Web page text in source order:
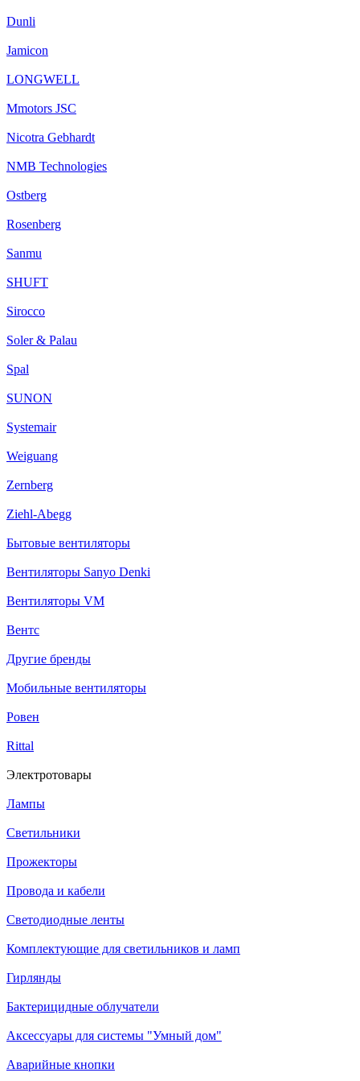
Dunli
Jamicon
LONGWELL
Mmotors JSC
Nicotra Gebhardt
NMB Technologies
Ostberg
Rosenberg
Sanmu
SHUFT
Sirocco
Soler & Palau
Spal
SUNON
Systemair
Weiguang
Zernberg
Ziehl-Abegg
Бытовые вентиляторы
Вентиляторы Sanyo Denki
Вентиляторы VM
Вентс
Другие бренды
Мобильные вентиляторы
Ровен
Rittal
Электротовары
Лампы
Светильники
Прожекторы
Провода и кабели
Светодиодные ленты
Комплектующие для светильников и ламп
Гирлянды
Бактерицидные облучатели
Аксессуары для системы "Умный дом"
Аварийные кнопки